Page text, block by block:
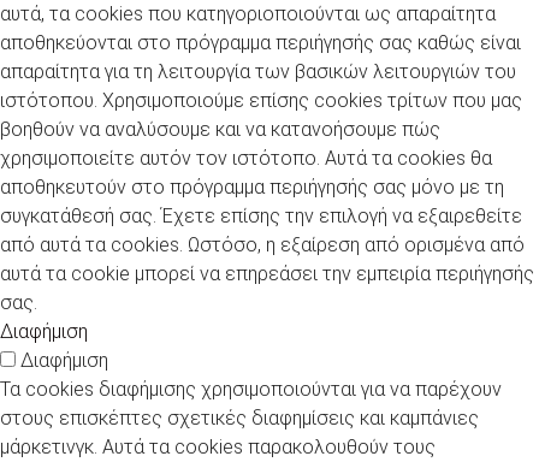
αυτά, τα cookies που κατηγοριοποιούνται ως απαραίτητα
αποθηκεύονται στο πρόγραμμα περιήγησής σας καθώς είναι
απαραίτητα για τη λειτουργία των βασικών λειτουργιών του
ιστότοπου. Χρησιμοποιούμε επίσης cookies τρίτων που μας
βοηθούν να αναλύσουμε και να κατανοήσουμε πώς
χρησιμοποιείτε αυτόν τον ιστότοπο. Αυτά τα cookies θα
αποθηκευτούν στο πρόγραμμα περιήγησής σας μόνο με τη
συγκατάθεσή σας. Έχετε επίσης την επιλογή να εξαιρεθείτε
από αυτά τα cookies. Ωστόσο, η εξαίρεση από ορισμένα από
αυτά τα cookie μπορεί να επηρεάσει την εμπειρία περιήγησής
σας.
Διαφήμιση
Διαφήμιση
Τα cookies διαφήμισης χρησιμοποιούνται για να παρέχουν
στους επισκέπτες σχετικές διαφημίσεις και καμπάνιες
μάρκετινγκ. Αυτά τα cookies παρακολουθούν τους